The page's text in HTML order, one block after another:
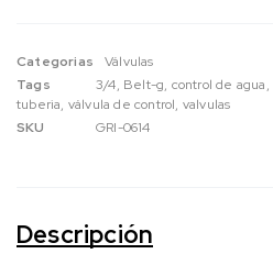
Categorias
Válvulas
Tags
3/4, Belt-g, control de agua,
tuberia, válvula de control, valvulas
SKU
GRI-0614
Descripción